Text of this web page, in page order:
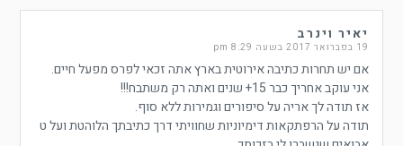
יאיר וינרב
19 בפברואר 2017 בשעה 8:29 pm
אם יש תחרות כתיבה אירוטית בארץ אתה זכאי לפרס מפעל חיים.
אני עוקב אחריך כבר 15+ שנים ואתה רק משתבח!!!
אז תודה לך אריה על סיפורים וגמירות ללא סוף.
תודה על הרפתקאות דימיוניות שחוויתי דרך כתיבתך הלוהטת ועל ט